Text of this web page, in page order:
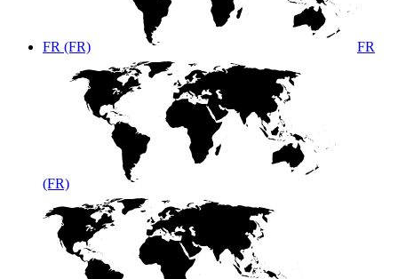
FR (FR) FR
(FR)